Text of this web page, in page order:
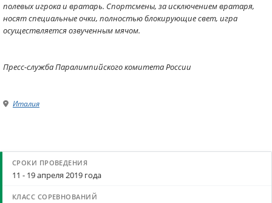
полевых игрока и вратарь. Спортсмены, за исключением вратаря,
носят специальные очки, полностью блокирующие свет, игра
осуществляется озвученным мячом.
Пресс-служба Паралимпийского комитета России
Италия
11 - 19 апреля 2019 года